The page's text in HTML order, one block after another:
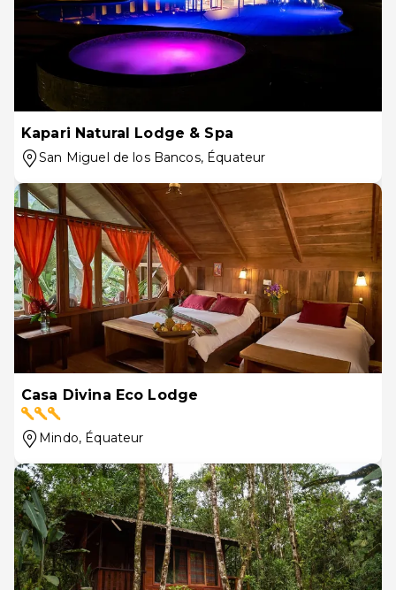
Kapari Natural Lodge & Spa
San Miguel de los Bancos, Équateur
Casa Divina Eco Lodge
Mindo, Équateur